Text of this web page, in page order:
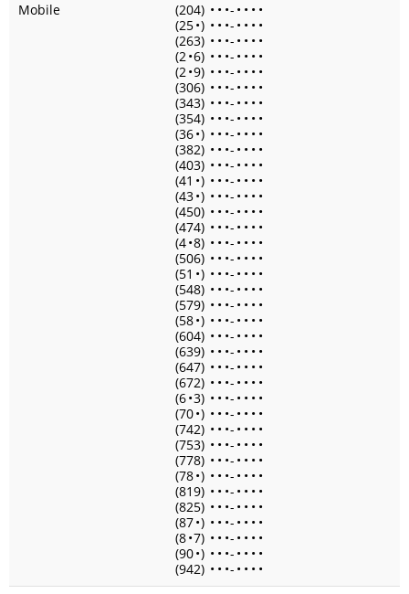
Mobile
(204) • • •- • • • •
(25•) • • •- • • • •
(263) • • •- • • • •
(2•6) • • •- • • • •
(2•9) • • •- • • • •
(306) • • •- • • • •
(343) • • •- • • • •
(354) • • •- • • • •
(36•) • • •- • • • •
(382) • • •- • • • •
(403) • • •- • • • •
(41 •) • • •- • • • •
(43•) • • •- • • • •
(450) • • •- • • • •
(474) • • •- • • • •
(4•8) • • •- • • • •
(506) • • •- • • • •
(51 •) • • •- • • • •
(548) • • •- • • • •
(579) • • •- • • • •
(58•) • • •- • • • •
(604) • • •- • • • •
(639) • • •- • • • •
(647) • • •- • • • •
(672) • • •- • • • •
(6•3) • • •- • • • •
(70•) • • •- • • • •
(742) • • •- • • • •
(753) • • •- • • • •
(778) • • •- • • • •
(78•) • • •- • • • •
(819) • • •- • • • •
(825) • • •- • • • •
(87•) • • •- • • • •
(8•7) • • •- • • • •
(90•) • • •- • • • •
(942) • • •- • • • •